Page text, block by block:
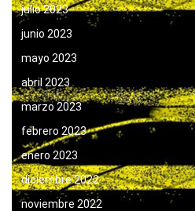
julio 2023
junio 2023
mayo 2023
abril 2023
marzo 2023
febrero 2023
enero 2023
diciembre 2022
noviembre 2022